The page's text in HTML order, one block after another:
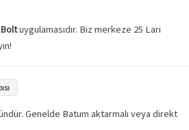
Boltuygulamasıdır. Biz merkeze 25 Lari
Genelde Batum aktarmalı veya direkt